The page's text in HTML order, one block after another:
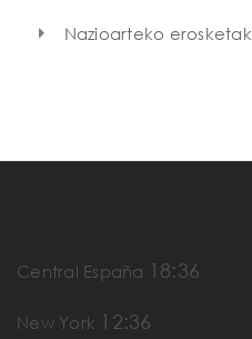
Nazioarteko erosketak
Central España 18:36
New York 12:36